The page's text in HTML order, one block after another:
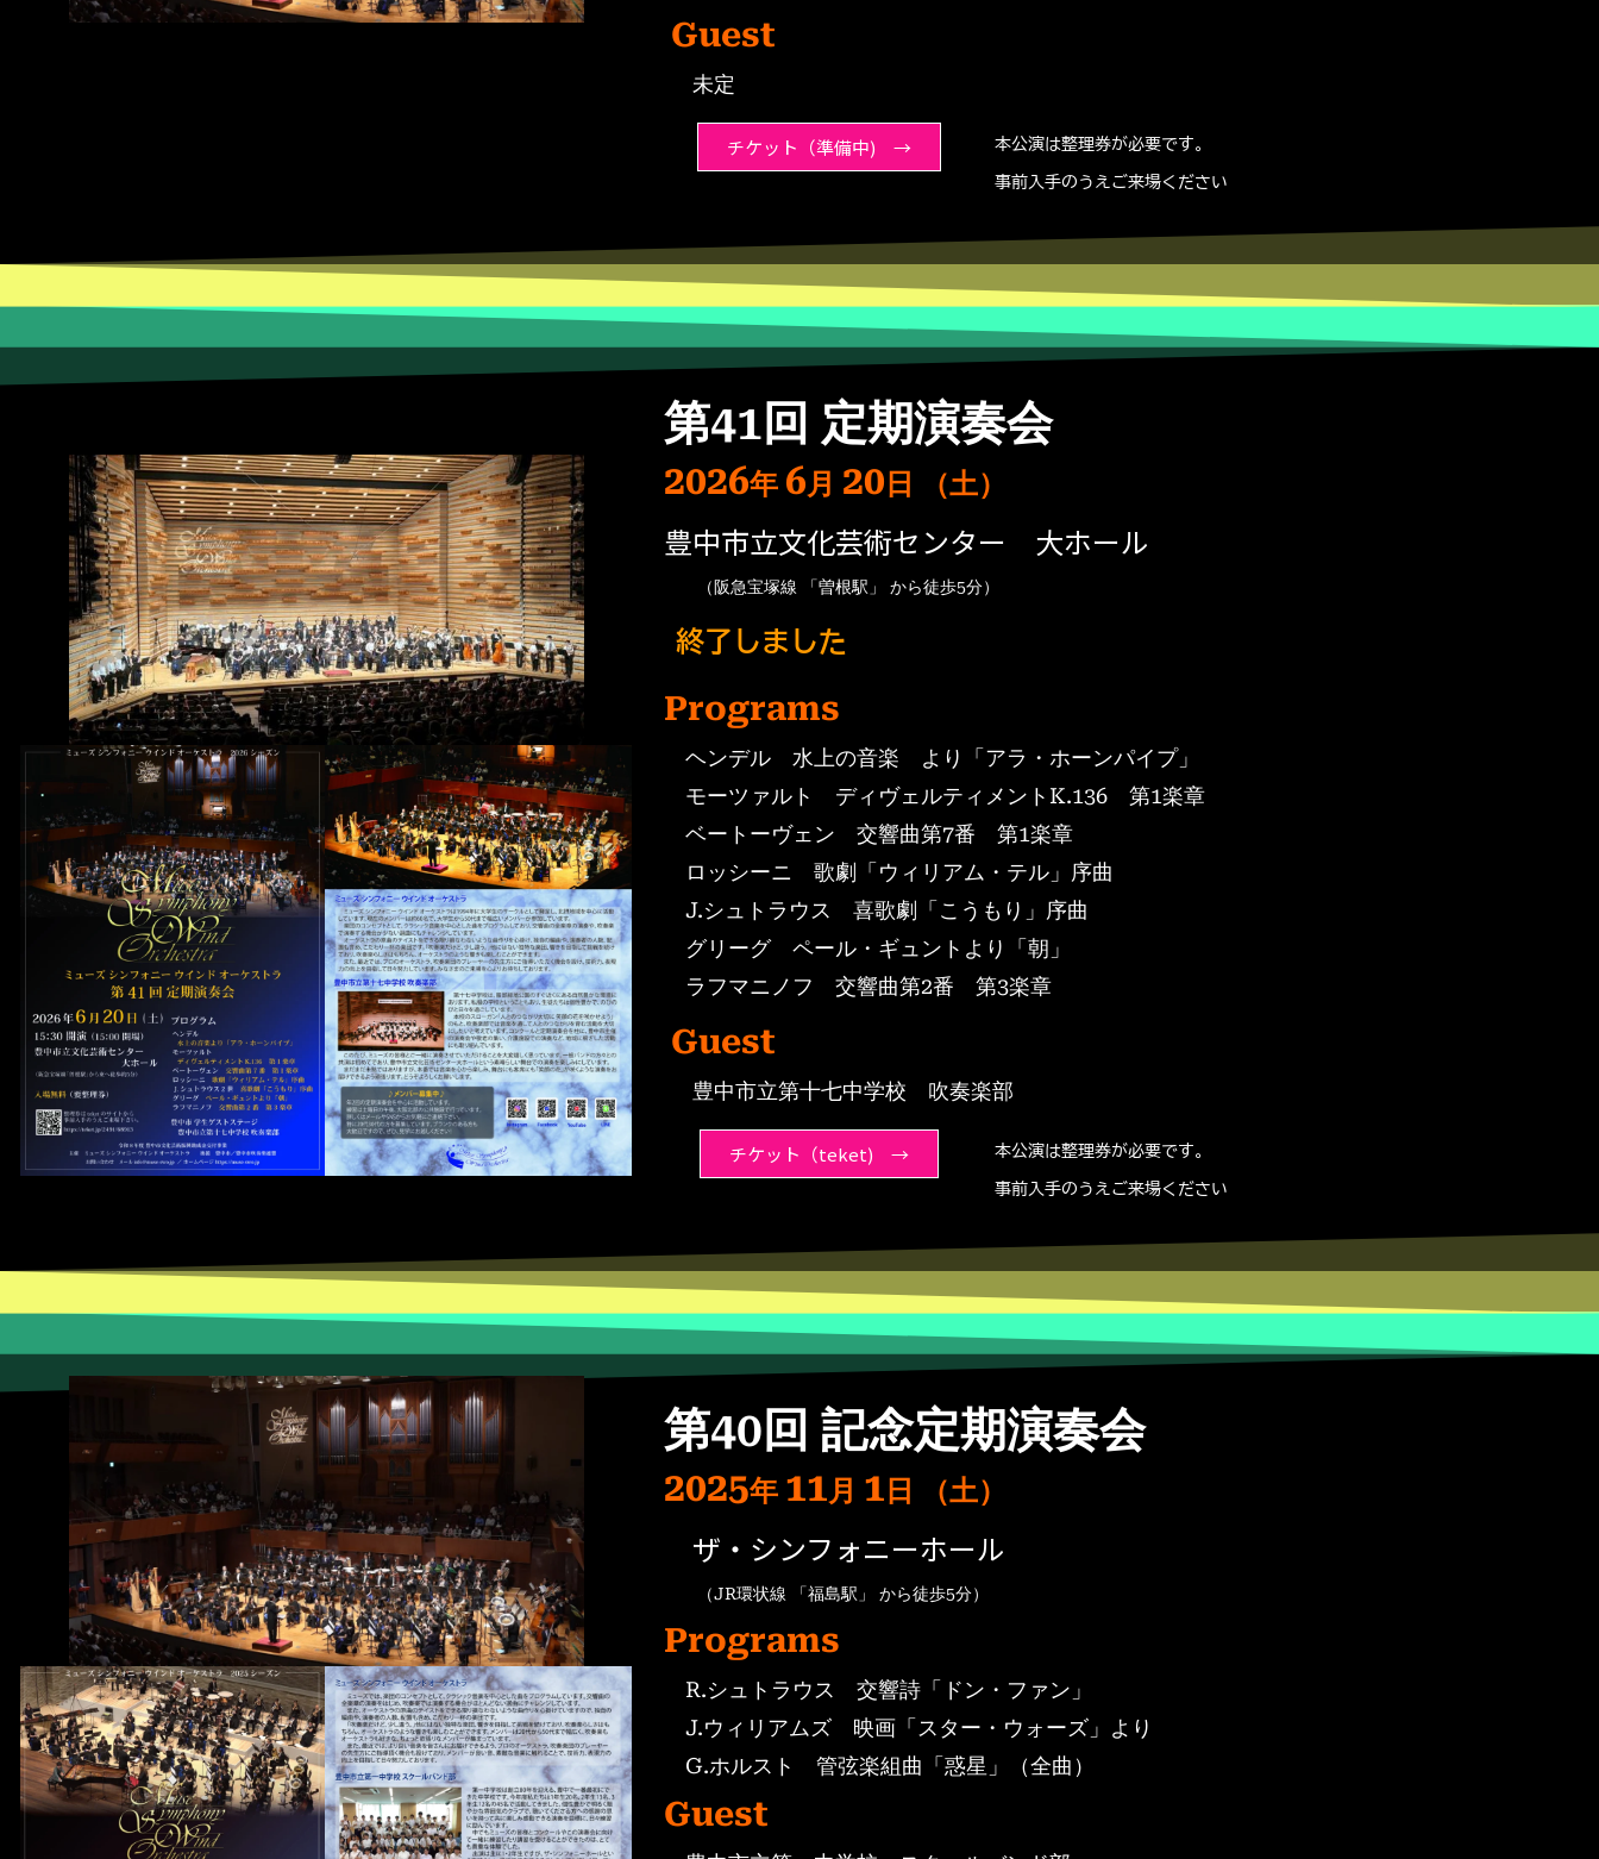
Guest
未定
チケット（準備中) → 本公演は整理券が必要です。
事前入手のうえご来場ください
第41回 定期演奏会
2026年 6月 20 日 （土）
豊中市立文化芸術センター 大ホール
（阪急宝塚線 「曽根駅」 から徒歩5分）
終了しました
Programs
ヘンデル 水上の音楽 より「アラ・ホーンパイプ」
モーツァルト ディヴェルティメントK.136 第1楽章
ベートーヴェン 交響曲第7番 第1楽章
ロッシーニ 歌劇「ウィリアム・テル」序曲
J.シュトラウス 喜歌劇「こうもり」序曲
グリーグ ペール・ギュントより「朝」
ラフマニノフ 交響曲第2番 第3楽章
Guest
豊中市立第十七中学校 吹奏楽部
チケット（teket) → 本公演は整理券が必要です。
事前入手のうえご来場ください
第40回 記念定期演奏会
2025年 11月 1 日 （土）
ザ・シンフォニーホール
（JR環状線 「福島駅」 から徒歩5分）
Programs
R.シュトラウス 交響詩「ドン・ファン」
J.ウィリアムズ 映画「スター・ウォーズ」より
G.ホルスト 管弦楽組曲「惑星」（全曲）
Guest